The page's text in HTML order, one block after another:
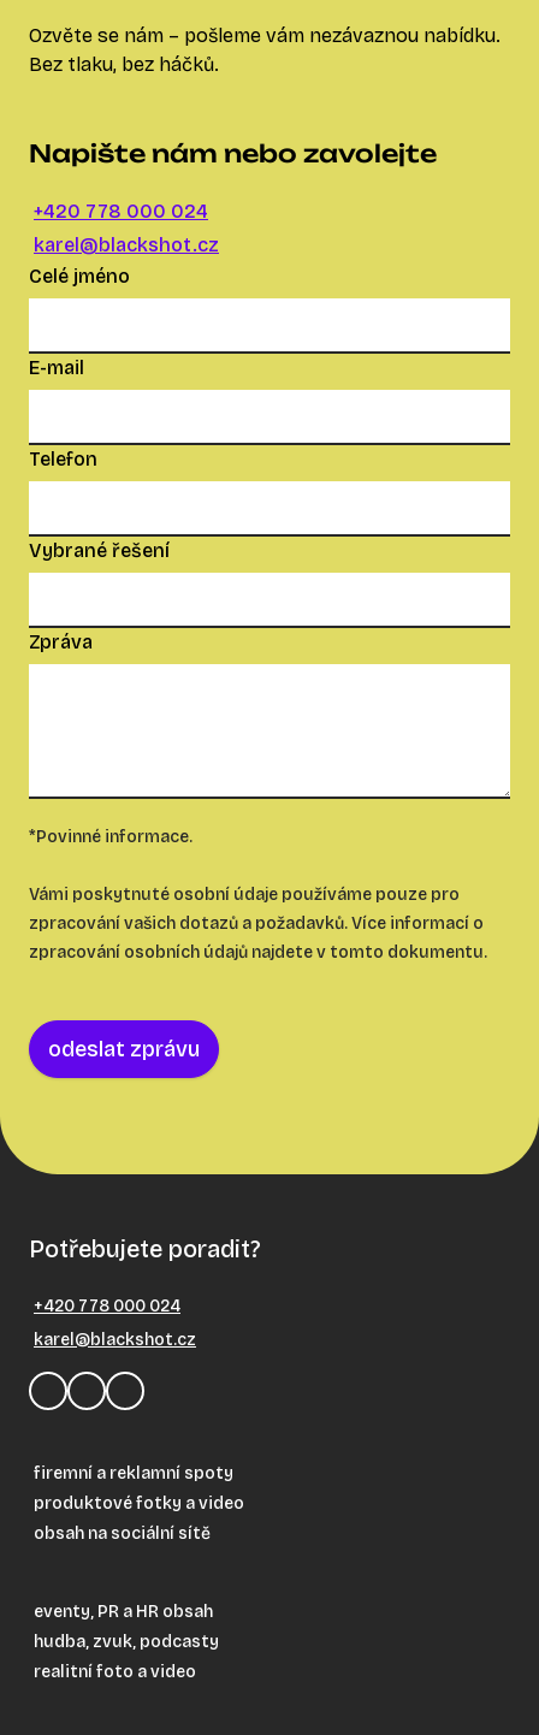
Ozvěte se nám – pošleme vám nezávaznou nabídku.
Bez tlaku, bez háčků.
Napište nám nebo zavolejte
+420 778 000 024
karel@blackshot.cz
Celé jméno
E-mail
Telefon
Vybrané řešení
Zpráva
*Povinné informace.
Vámi poskytnuté osobní údaje používáme pouze pro
zpracování vašich dotazů a požadavků. Více informací o
zpracování osobních údajů najdetev tomto dokumentu.
odeslat zprávu
Potřebujete poradit?
+420 778 000 024
karel@blackshot.cz
firemní a reklamní spoty
produktové fotky a video
obsah na sociální sítě
eventy, PR a HR obsah
hudba, zvuk, podcasty
realitní foto a video